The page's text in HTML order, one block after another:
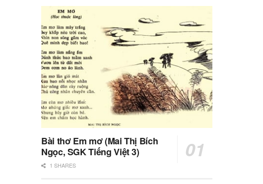
Bài thơ Em mơ (Mai Thị Bích
Ngọc, SGK Tiếng Việt 3)
1 SHARES